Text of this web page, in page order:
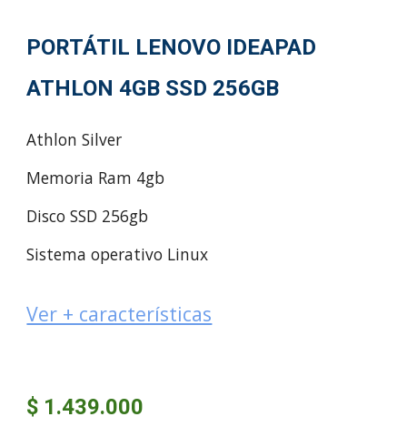
PORTÁTIL LENOVO IDEAPAD
ATHLON 4GB SSD 256GB
Athlon Silver
Memoria Ram 4gb
Disco SSD 256gb
Sistema operativo Linux
Ver + características
$ 1.439.000